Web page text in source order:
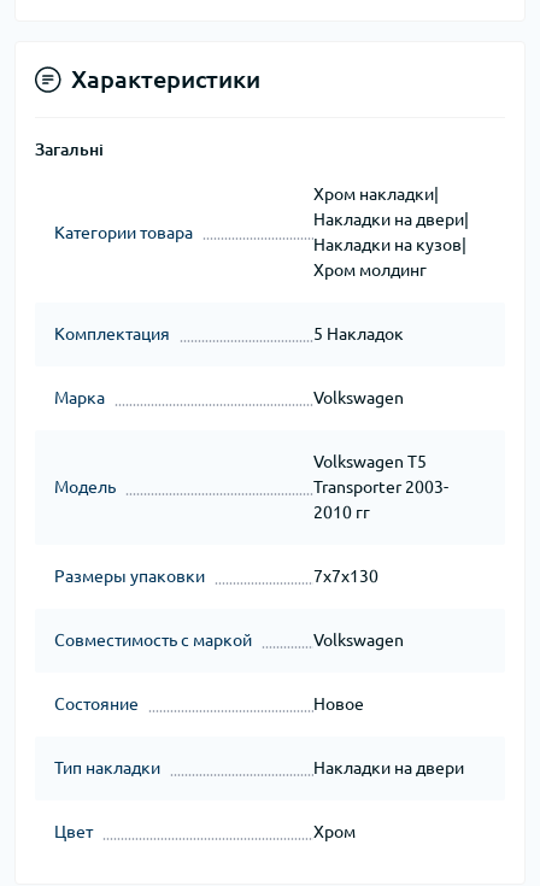
Характеристики
Загальні
Категории товара
Хром накладки|
Накладки на двери|
Накладки на кузов|
Хром молдинг
Комплектация 5 Накладок
Марка Volkswagen
Модель
Volkswagen T5
Transporter 2003-
2010 гг
Размеры упаковки 7x7x130
Совместимость с маркой Volkswagen
Состояние Новое
Тип накладки Накладки на двери
Цвет Хром